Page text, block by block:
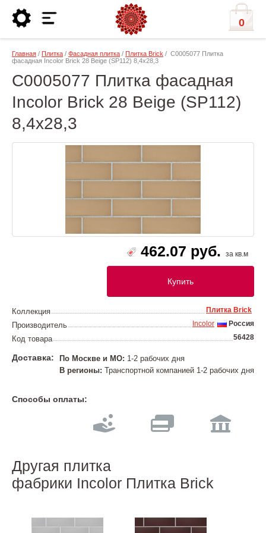
0
Главная / Плитка / Фасадная плитка / Плитка Brick / С0005077 Плитка
фасадная Incolor Brick 28 Beige (SP112) 8,4х28,3
С0005077 Плитка фасадная
Incolor Brick 28 Beige (SP112)
8,4х28,3
462.07 руб. за кв.м
Купить
Коллекция Плитка Brick
Производитель Россия
Incolor
Код товара 56428
Доставка: По Москве и МО: 1-2 рабочих дня
В регионы: Транспортной компанией 1-2 рабочих дня
Способы оплаты:
Другая плитка
фабрики Incolor Плитка Brick